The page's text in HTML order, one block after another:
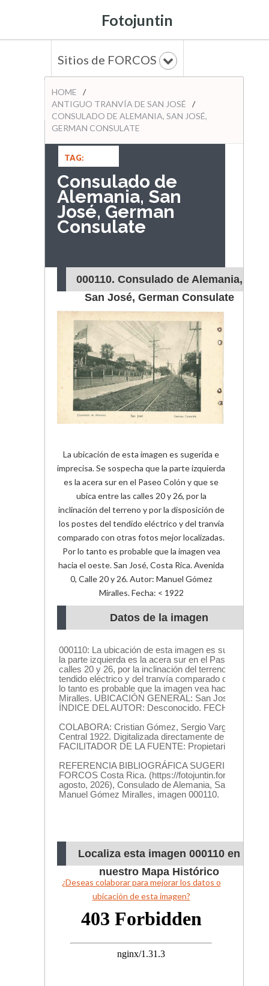
Fotojuntin
Sitios de FORCOS
HOME
/
ANTIGUO TRANVÍA DE SAN JOSÉ
/
CONSULADO DE ALEMANIA, SAN JOSÉ,
GERMAN CONSULATE
TAG:
ANTIGUO
TRANVÍA DE
SAN JOSÉ
Consulado de
Alemania, San
José, German
Consulate
000110. Consulado de Alemania,
San José, German Consulate
La ubicación de esta imagen es sugerida e
imprecisa. Se sospecha que la parte izquierda
es la acera sur en el Paseo Colón y que se
ubica entre las calles 20 y 26, por la
inclinación del terreno y por la disposición de
los postes del tendido eléctrico y del tranvía
comparado con otras fotos mejor localizadas.
Por lo tanto es probable que la imagen vea
hacia el oeste. San José, Costa Rica. Avenida
0, Calle 20 y 26. Autor: Manuel Gómez
Miralles. Fecha: < 1922
Datos de la imagen
Localiza esta imagen 000110 en
nuestro Mapa Histórico
¿Deseas colaborar para mejorar los datos o
ubicación de esta imagen?